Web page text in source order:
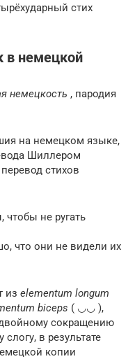
стих
в немецкой
немецкость , пародия
на немецком языке,
Шиллером
стихов
чтобы не ругать
что они не видели их
из elementum longum
biceps ( ◡◡ ),
сокращению
в результате
копии